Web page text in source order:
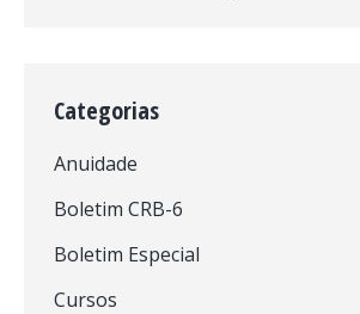
Categorias
Anuidade
Boletim CRB-6
Boletim Especial
Cursos